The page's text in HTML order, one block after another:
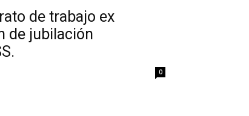
de trabajo ex
de jubilación
0